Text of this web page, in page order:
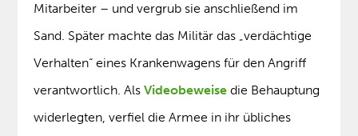
Mitarbeiter – und vergrub sie anschließend im
Sand. Später machte das Militär das „verdächtige
Verhalten“ eines Krankenwagens für den Angriff
verantwortlich. AlsVideobeweise die Behauptung
widerlegten, verfiel die Armee in ihr übliches